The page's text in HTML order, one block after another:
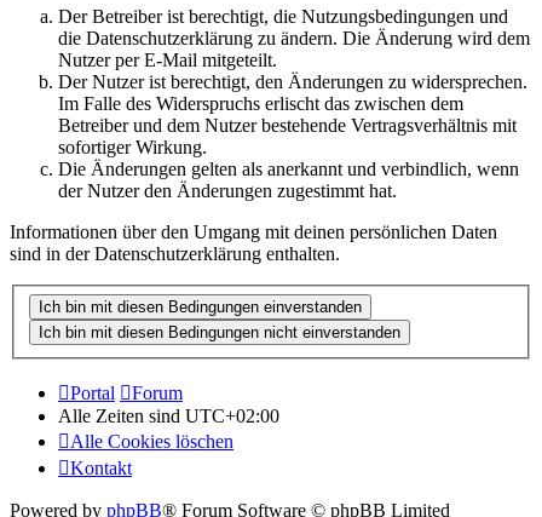
Der Betreiber ist berechtigt, die Nutzungsbedingungen und
die Datenschutzerklärung zu ändern. Die Änderung wird dem
Nutzer per E-Mail mitgeteilt.
Der Nutzer ist berechtigt, den Änderungen zu widersprechen.
Im Falle des Widerspruchs erlischt das zwischen dem
Betreiber und dem Nutzer bestehende Vertragsverhältnis mit
sofortiger Wirkung.
Die Änderungen gelten als anerkannt und verbindlich, wenn
der Nutzer den Änderungen zugestimmt hat.
Informationen über den Umgang mit deinen persönlichen Daten
sind in der Datenschutzerklärung enthalten.
Portal
Forum
Alle Zeiten sind UTC+02:00
Alle Cookies löschen
Kontakt
Powered by phpBB® Forum Software © phpBB Limited